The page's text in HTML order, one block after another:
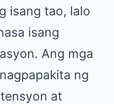
isang tao, lalo
isang
Ang mga
ng
at